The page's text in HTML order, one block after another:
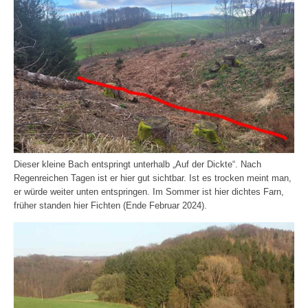
Dieser kleine Bach entspringt unterhalb „Auf der Dickte“. Nach
Regenreichen Tagen ist er hier gut sichtbar. Ist es trocken meint man,
er würde weiter unten entspringen. Im Sommer ist hier dichtes Farn,
früher standen hier Fichten (Ende Februar 2024).